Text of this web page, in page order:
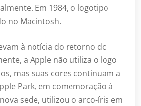
Em 1984, o logotipo
no Macintosh.
à notícia do retorno do
a Apple não utiliza o logo
mas suas cores continuam a
Park, em comemoração à
sede, utilizou o arco-íris em